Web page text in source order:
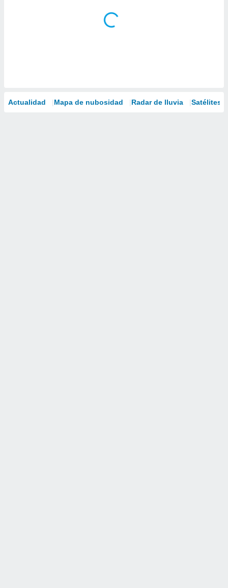
Actualidad Mapa de nubosidad Radar de lluvia Satélites